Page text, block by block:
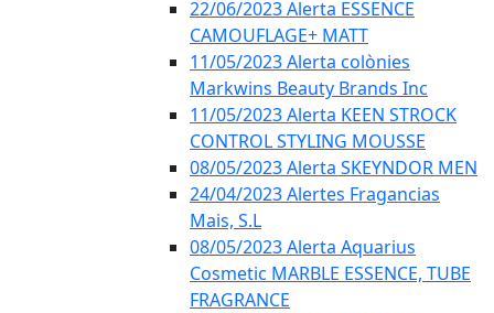
22/06/2023 Alerta ESSENCE
CAMOUFLAGE+ MATT
11/05/2023 Alerta colònies
Markwins Beauty Brands Inc
11/05/2023 Alerta KEEN STROCK
CONTROL STYLING MOUSSE
08/05/2023 Alerta SKEYNDOR MEN
24/04/2023 Alertes Fragancias
Mais, S.L
08/05/2023 Alerta Aquarius
Cosmetic MARBLE ESSENCE, TUBE
FRAGRANCE